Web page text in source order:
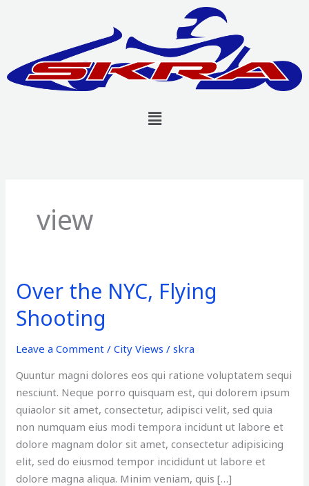
Menu
view
Over the NYC, Flying
Shooting
Leave a Comment /City Views /skra
Quuntur magni dolores eos qui ratione voluptatem sequi
nesciunt. Neque porro quisquam est, qui dolorem ipsum
quiaolor sit amet, consectetur, adipisci velit, sed quia
non numquam eius modi tempora incidunt ut labore et
dolore magnam dolor sit amet, consectetur adipisicing
elit, sed do eiusmod tempor incididunt ut labore et
dolore magna aliqua. Minim veniam, quis […]
Over
the
NYC,
Shooting